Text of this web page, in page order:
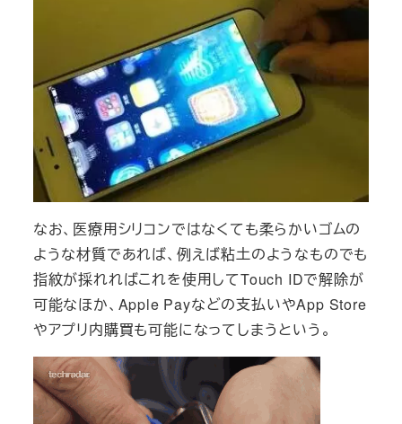
なお、医療用シリコンではなくても柔らかいゴムの
ような材質であれば、例えば粘土のようなものでも
指紋が採れればこれを使用してTouch IDで解除が
可能なほか、Apple Payなどの支払いやApp Store
やアプリ内購買も可能になってしまうという。